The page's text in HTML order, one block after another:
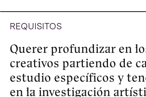
potencia política, situando su
práctica en los bordes entre la
sido reconocida con los Premios
Nacional de Fotografía Joven (CL,
2017); Premio Bienal Arte Joven de
Buenos Aires (ARG, 2017) y Premio
a la Creación Latinoamericana de la